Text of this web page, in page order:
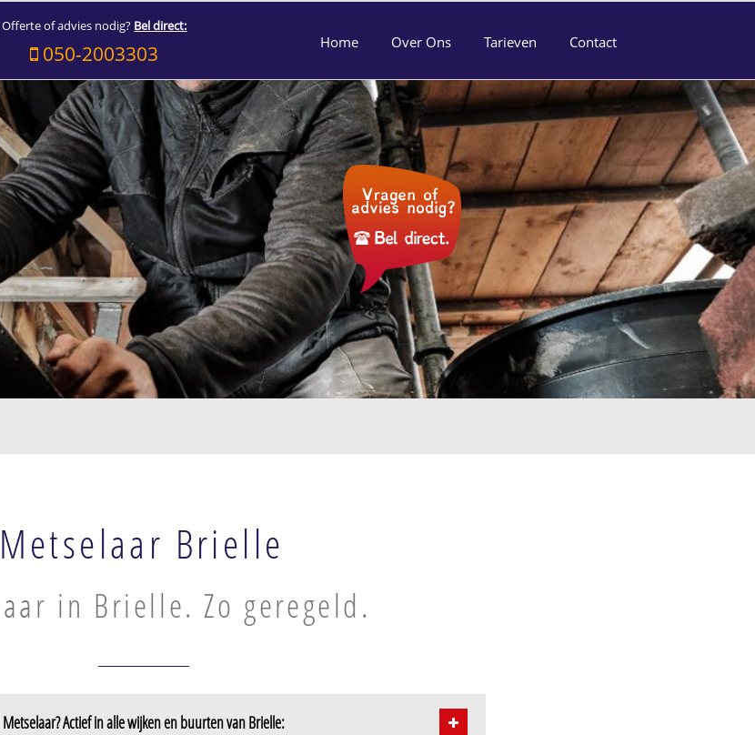
Offerte of advies nodig? Bel direct:
050-2003303 Home Over Ons Tarieven Contact
Metselaar Brielle
in Brielle. Zo geregeld.
Metselaar? Actief in alle wijken en buurten van Brielle: